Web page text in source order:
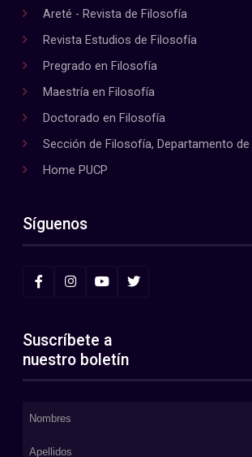
Areté - Revista de Filosofía
Revista Estudios de Filosofía
Pregrado en Filosofía
Maestría en Filosofía
Doctorado en Filosofía
Sección de Filosofía, Departamento
Home PUCP
Síguenos
Suscríbete a
nuestro boletín